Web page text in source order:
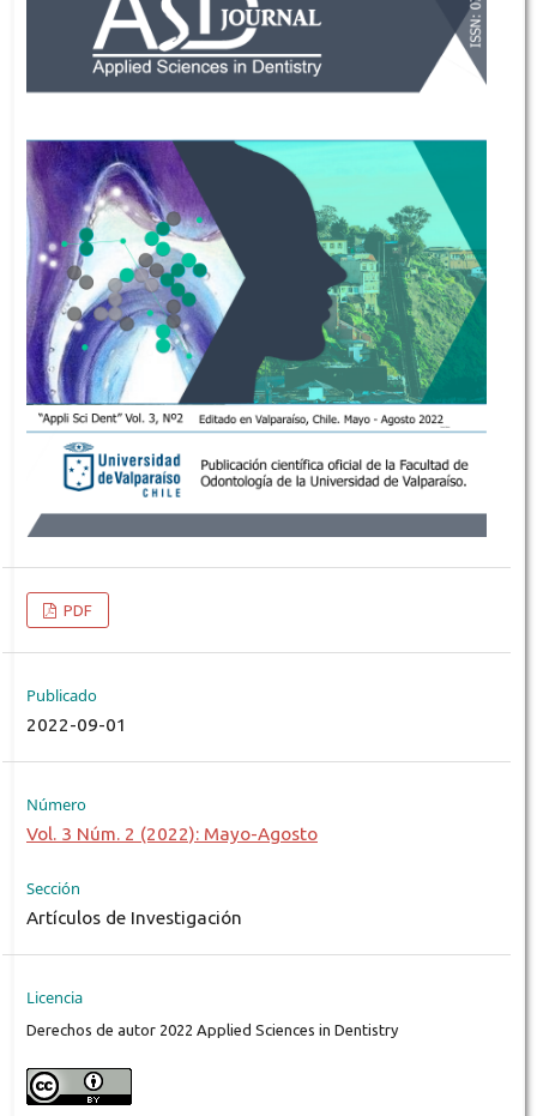
PDF
Publicado
2022-09-01
Número
Vol. 3 Núm. 2 (2022): Mayo-Agosto
Sección
Artículos de Investigación
Licencia
Derechos de autor 2022 Applied Sciences in Dentistry